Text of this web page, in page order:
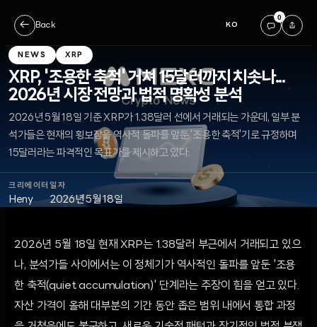
← Back KO
0
NEWS XRP
XRP, '조용한 축적' 거쳐 15달러까지 치솟나...
2026년 시장 전망과 법적 명확성 분석
2026년 5월 18일 기준 XRP가 1.38달러 선에서 거래되는 가운데, 일부 분
석가들은 현재의 횡보장을 역사적 돌파를 앞둔 '조용한 축적'기로 규정하며
15달러라는 파격적인 목표가를 제시하고 있다.
크리에이터
Heny
일자
2026년 5월 18일
2026년 5월 18일 현재 XRP는 1.38달러 부근에서 거래되고 있으
나, 분석가들 사이에서는 이 정체기가 역사적인 돌파를 앞둔 '조용
한 축적(quiet accumulation)' 단계라는 주장이 힘을 얻고 있다.
자산 가격이 올해 대부분의 기간 동안 좁은 범위 내에서 통합 과정